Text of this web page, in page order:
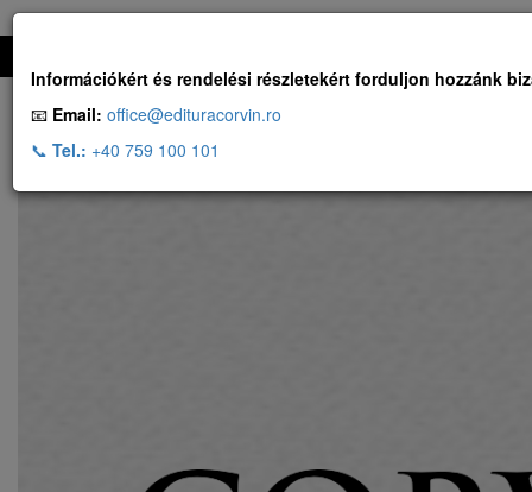
Információkért és rendelési részletekért forduljon hozzánk
📧 Email: office@edituracorvin.ro
📞 Tel.: +40 759 100 101